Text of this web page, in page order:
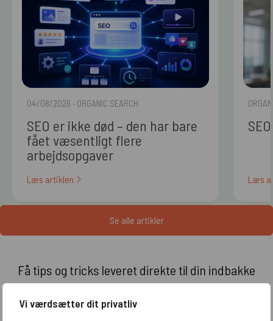
Vi værdsætter dit privatliv
04/08/2026 · ORGANIC SEARCH
SEO er ikke død – den har bare
fået væsentligt flere
arbejdsopgaver
Læs artiklen Læs
Se alle artikler
Få tips og tricks leveret direkte til din indbakke